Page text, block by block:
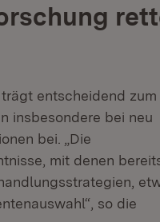
entscheidend zum
insbesondere bei neu
bei. „Die
mit denen
so die